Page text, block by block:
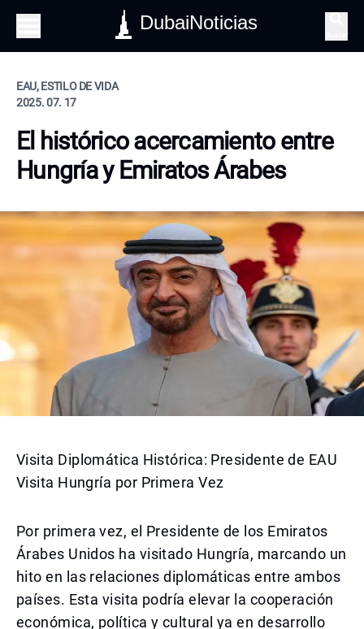
DubaiNoticias
EAU, ESTILO DE VIDA
2025. 07. 17
El histórico acercamiento entre
Hungría y Emiratos Árabes
Visita Diplomática Histórica: Presidente de EAU
Visita Hungría por Primera Vez
Por primera vez, el Presidente de los Emiratos
Árabes Unidos ha visitado Hungría, marcando un
hito en las relaciones diplomáticas entre ambos
países. Esta visita podría elevar la cooperación
económica, política y cultural ya en desarrollo